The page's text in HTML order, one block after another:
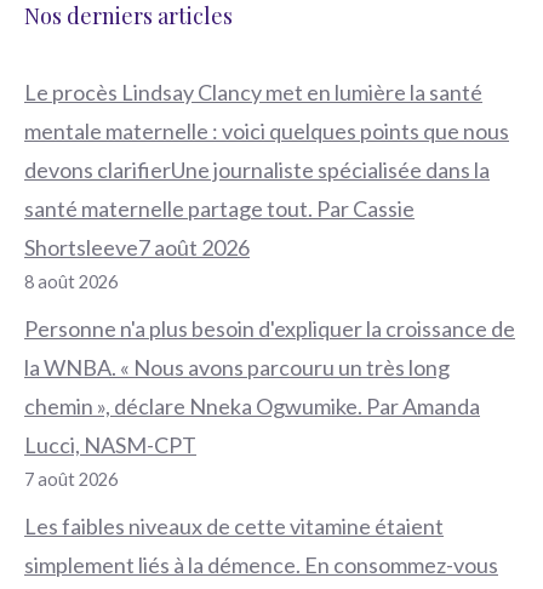
Nos derniers articles
Le procès Lindsay Clancy met en lumière la santé
mentale maternelle : voici quelques points que nous
devons clarifierUne journaliste spécialisée dans la
santé maternelle partage tout. Par Cassie
Shortsleeve7 août 2026
8 août 2026
Personne n'a plus besoin d'expliquer la croissance de
la WNBA. « Nous avons parcouru un très long
chemin », déclare Nneka Ogwumike. Par Amanda
Lucci, NASM-CPT
7 août 2026
Les faibles niveaux de cette vitamine étaient
simplement liés à la démence. En consommez-vous